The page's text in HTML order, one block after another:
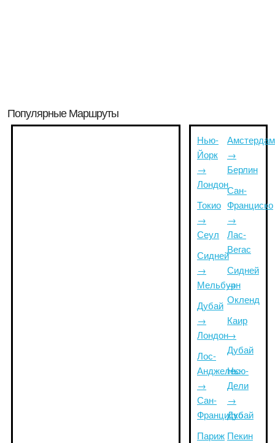
Популярные Маршруты
Нью-
Йорк
→
Лондон
Токио
→
Сеул
Сидней
→
Мельбурн
Дубай
→
Лондон
Лос-
Анджелес
→
Сан-
Франциско
Париж
Амстердам
→
Берлин
Сан-
Франциско
→
Лас-
Вегас
Сидней
→
Окленд
Каир
→
Дубай
Нью-
Дели
→
Дубай
Пекин